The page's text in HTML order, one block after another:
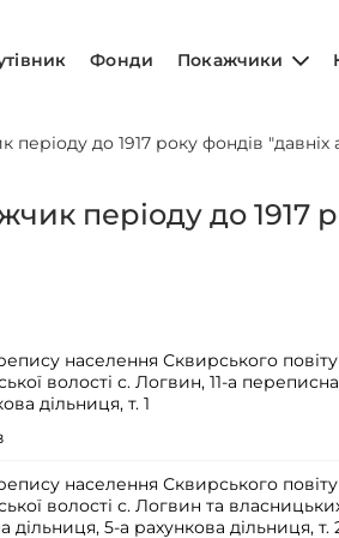
Фонди Покажчики
до 1917 року фондів "давніх
періоду до 1917
населення Сквирського повіту
волості с. Логвин, 11-а
дільниця, т. 1
населення Сквирського повіту
волості с. Логвин та
дільниця, 5-а рахункова дільниця, т.